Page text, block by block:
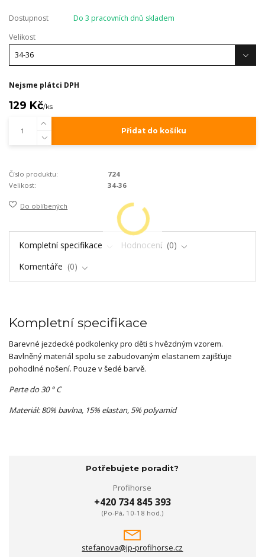
Dostupnost
Do 3 pracovních dnů skladem
Velikost
Nejsme plátci DPH
129 Kč/ks
Přidat do košíku
Číslo produktu:
724
Velikost:
34-36
Do oblíbených
Kompletní specifikace Hodnocení
0
Komentáře
0
Kompletní specifikace
Barevné jezdecké podkolenky pro děti s hvězdným vzorem.
Bavlněný materiál spolu se zabudovaným elastanem zajišťuje
pohodlné nošení. Pouze v šedé barvě.
Perte do 30 ° C
Materiál: 80% bavlna, 15% elastan, 5% polyamid
Potřebujete poradit?
Profihorse
+420 734 845 393
(Po-Pá, 10-18 hod.)
stefanova@jp-profihorse.cz